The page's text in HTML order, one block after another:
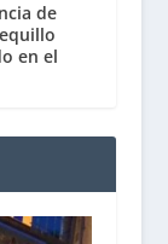
de
en el